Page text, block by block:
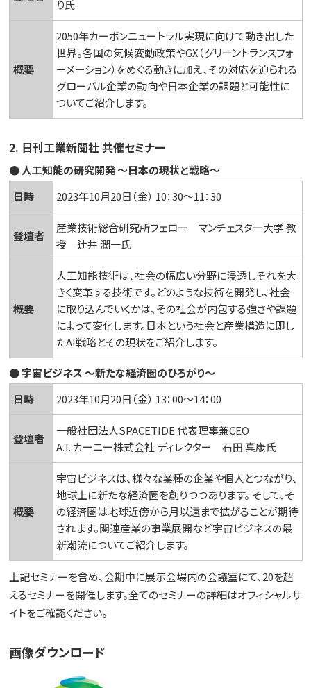
り氏
概要
2050年カーボンニュートラル実現に向けて動き出した
世界。各国の気候変動政策やGX（グリーントランスフォ
ーメーション）をめぐる動きに加え、その対応を迫られる
グローバル企業の動向や日本企業の課題と可能性に
ついてご紹介します。
2. 日刊工業新聞社 共催セミナー
● 人工知能の研究開発 ～日本の現状と戦略～
日時
2023年10月20日（金） 10：30～11：30
登壇者
産業技術総合研究所フェロー マンチェスター大学 教
授 辻井 潤一氏
概要
人工知能技術は、社会の幅広い分野に浸透しそれを大
きく変革する技術です。どのような技術を開発し、社会
に取り込んでいくかは、その社会が内包する強さや課題
によって変化します。日本という社会と産業構造に即し
たAI戦略とその現状をご紹介します。
● 宇宙ビジネス ～新たな経済圏のひろがり～
日時
2023年10月20日（金） 13：00～14：00
登壇者
一般社団法人SPACETIDE 代表理事兼CEO
A.T. カーニー株式会社 ディレクター 石田 真康氏
概要
宇宙ビジネスは、様々な業種の企業や個人とつながり、
地球上に新たな経済圏を創りつつあります。 そして、そ
の経済圏は地球近傍から月以遠まで拡がることが期待
されます。関連産業の事業展開など宇宙ビジネスの最
新潮流についてご紹介します。
上記セミナーを含め、会期中に展示会場内の会議室にて、20を超
えるセミナーを開催します。全てのセミナーの詳細はオフィシャルサ
イトをご確認ください。
画像ダウンロード